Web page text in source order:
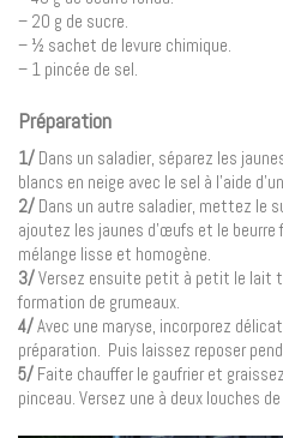
– 20 g de sucre.
– ½ sachet de levure chimique.
– 1 pincée de sel.
Préparation
1/ Dans un saladier, séparez les
blancs en neige avec le sel à l’aide
2/ Dans un autre saladier, mettez le
ajoutez les jaunes d’œufs et le beurre
mélange lisse et homogène.
3/Versez ensuite petit à petit le lait
formation de grumeaux.
4/Avec une maryse, incorporez
préparation. Puis laissez reposer
5/ Faite chauffer le gaufrier et
pinceau. Versez une à deux louches